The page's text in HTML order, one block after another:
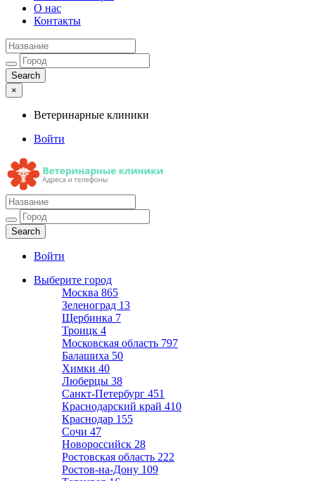
О нас
Контакты
×
Ветеринарные клиники
Войти
Ветеринарные клиники
Адреса и телефоны
Войти
Выберите город
Москва 865
Зеленоград 13
Щербинка 7
Троицк 4
Московская область 797
Балашиха 50
Химки 40
Люберцы 38
Санкт-Петербург 451
Краснодарский край 410
Краснодар 155
Сочи 47
Новороссийск 28
Ростовская область 222
Ростов-на-Дону 109